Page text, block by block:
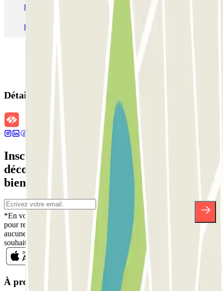
Parking Aéroport Roland Garros La Réunion P4 Longue Durée
Parking Aéroport Barcelone Parking Aéroport Beauvais
Détails de la réservation
Inscrivez-vous à notre newsletter et
découvrez des réductions, des concours et
bien d'autres surprises.
*En vous inscrivant, vous acceptez notre politique de confidentialité
pour recevoir des communications commerciales de Parclick. Sans
aucune obligation, vous pouvez vous désinscrire quand vous le
souhaitez dans la même newsletter.
À propos de Parclick